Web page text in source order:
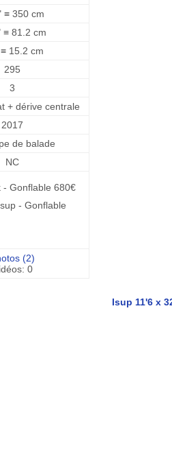
≡ 350 cm
≡ 81.2 cm
15.2 cm
295
3
+ dérive centrale
2017
de balade
NC
- Gonflable 680€
- Gonflable
(2)
0
Isup 11'6 x